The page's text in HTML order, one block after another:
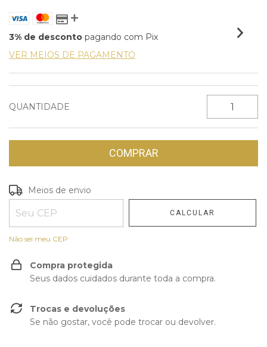
3% de desconto pagando com Pix
VER MEIOS DE PAGAMENTO
QUANTIDADE
Entregas para o CEP:
Meios de envio
CALCULAR
Não sei meu CEP
Compra protegida
Seus dados cuidados durante toda a compra.
Trocas e devoluções
Se não gostar, você pode trocar ou devolver.